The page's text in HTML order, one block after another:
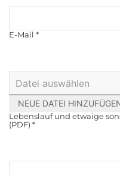
E-Mail *
Lebenslauf und etwaige
(PDF) *
NEUE DATEI